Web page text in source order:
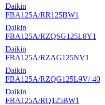
Daikin
FBA125A/RR125BW1
Daikin
FBA125A/RZQSG125L8Y1
Daikin
FBA125A/RZAG125NV1
Daikin
FBA125A/RZQG125L9V/-40
Daikin
FBA125A/RQ125BW1